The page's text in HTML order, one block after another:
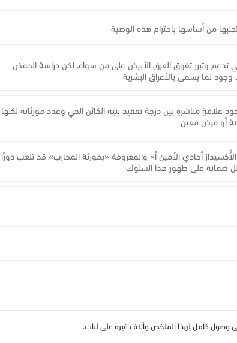
من أساسها باحترام هذه الوصية
تدعم وتبرر تفوق العرق الأبيض على من سواه، لكن دراسة الحمض
وجود لما يسمى بالأعراق البشرية
مباشرةٍ بين درجة تعقيد بنية الكائن الحي وعدد مورثاته لكنها
أو مرض معين
أحادي الأمين أ» والمعروفة «بمورثة المحارب» قد تلعب دورًا
ضمانة على ظهور هذا السلوك
كامل لهذا الملخص وآلاف غيره على لباب.